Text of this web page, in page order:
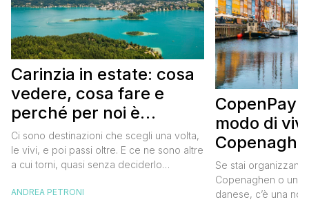
Carinzia in estate: cosa
vedere, cosa fare e
perché per noi è
diventata una
destinazione del cuore
Ci sono destinazioni che scegli una volta,
le vivi, e poi passi oltre. E ce ne sono altre
a cui torni, quasi senza deciderlo
richiamarti indietro più che il contrario. Per
ANDREA PETRONI
CopenPay:
modo di
meglio e
meno
Se stai
Copenaghen o un
danese, c’è una